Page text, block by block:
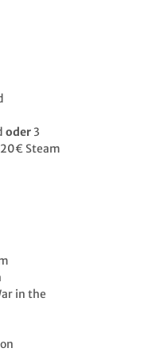
oder 3
20€ Steam
in the